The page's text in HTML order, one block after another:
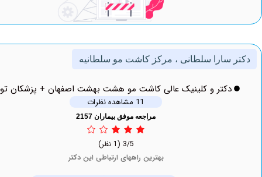
سارا سلطانی ، مرکز کاشت مو سلطانیه
دکتر و کلینیک عالی کاشت مو هشت بهشت اصفهان + پزشکان توحید
مراجعه موفق بیماران 2157
بهترین راههای ارتباطی این دکتر